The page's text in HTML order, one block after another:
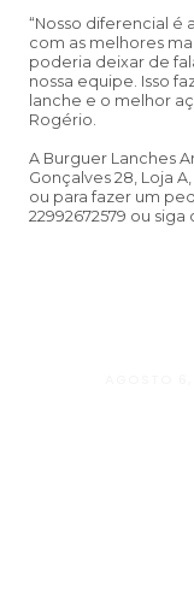
“Nosso diferencial é
com as melhores
poderia deixar de
nossa equipe. Isso
lanche e o melhor
Rogério.
A Burguer Lanches
Gonçalves 28, Loja
ou para fazer um
22992672579 ou